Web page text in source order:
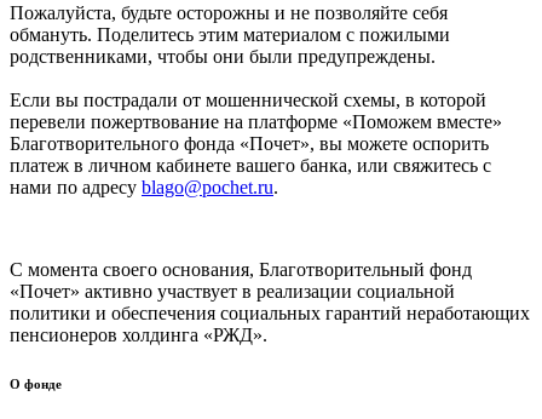
Пожалуйста, будьте осторожны и не позволяйте себя
обмануть. Поделитесь этим материалом с пожилыми
родственниками, чтобы они были предупреждены.
Если вы пострадали от мошеннической схемы, в которой
перевели пожертвование на платформе «Поможем вместе»
Благотворительного фонда «Почет», вы можете оспорить
платеж в личном кабинете вашего банка, или свяжитесь с
нами по адресу blago@pochet.ru.
С момента своего основания, Благотворительный фонд
«Почет» активно участвует в реализации социальной
политики и обеспечения социальных гарантий неработающих
пенсионеров холдинга «РЖД».
О фонде